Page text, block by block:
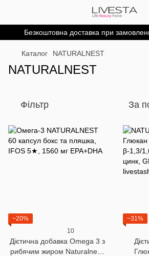
Безкоштовна доставка при
Каталог NATURALNEST
NATURALNEST
Фільтр За
−20%
10
Дієтична добавка Omega 3 з
рибячим жиром Naturalnest,
−31%